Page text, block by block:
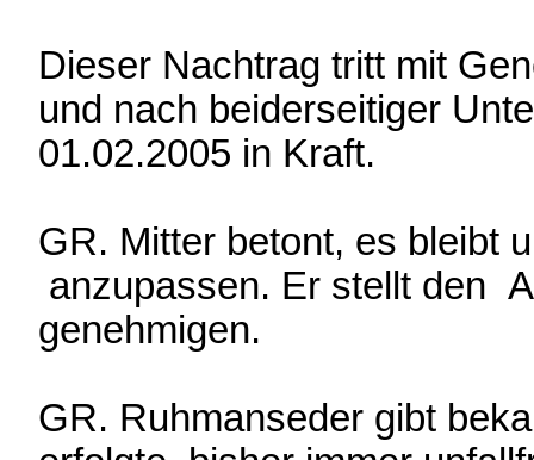
Dieser Nachtrag tritt mit
und nach beiderseitiger
01.02.2005 in Kraft.
GR. Mitter betont, es bleibt
anzupassen. Er stellt den
genehmigen.
GR. Ruhmanseder gibt